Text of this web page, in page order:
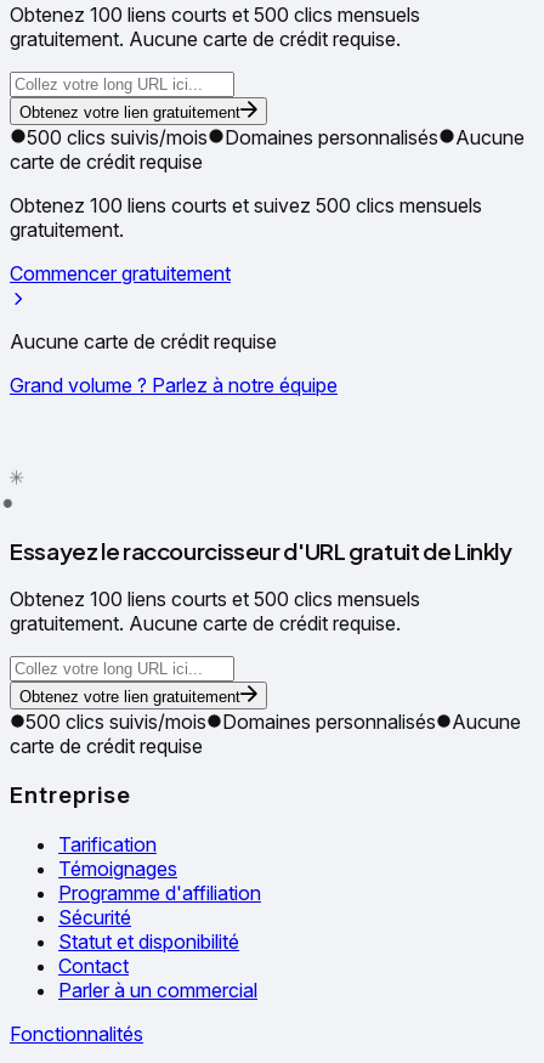
Obtenez 100 liens courts et 500 clics mensuels
gratuitement. Aucune carte de crédit requise.
Obtenez votre lien gratuitement
500 clics suivis/mois Domaines personnalisés
Aucune
carte de crédit requise
Obtenez 100 liens courts et suivez 500 clics mensuels
gratuitement.
Commencer gratuitement
Aucune carte de crédit requise
Grand volume ? Parlez à notre équipe
●
Essayez le raccourcisseur d'URL gratuit de Linkly
Obtenez 100 liens courts et 500 clics mensuels
gratuitement. Aucune carte de crédit requise.
Obtenez votre lien gratuitement
500 clics suivis/mois Domaines personnalisés
Aucune
carte de crédit requise
Entreprise
Tarification
Témoignages
Programme d'affiliation
Sécurité
Statut et disponibilité
Contact
Parler à un commercial
Fonctionnalités